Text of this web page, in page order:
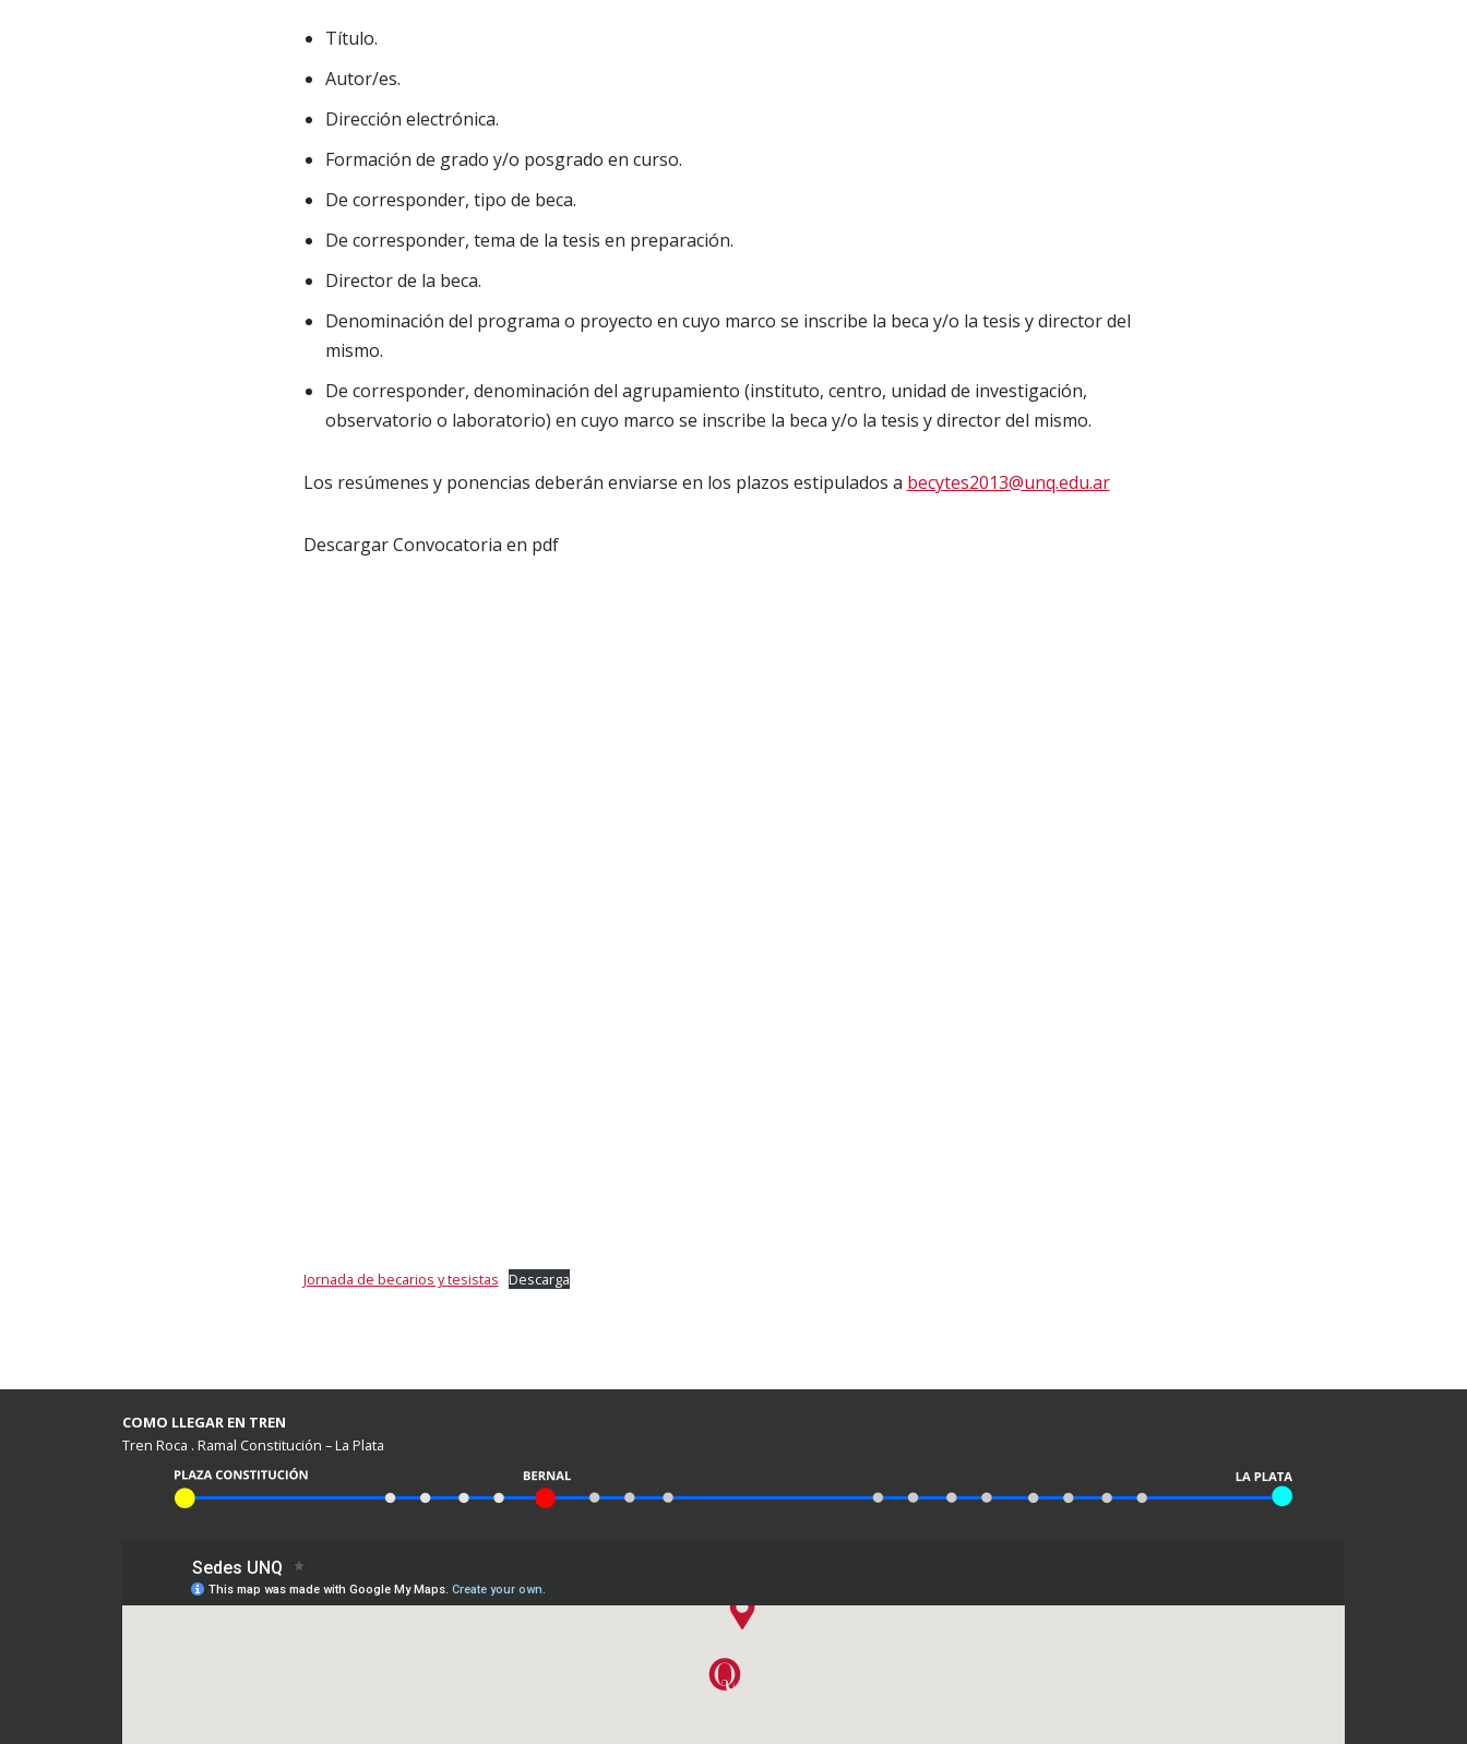
Título.
Autor/es.
Dirección electrónica.
Formación de grado y/o posgrado en curso.
De corresponder, tipo de beca.
De corresponder, tema de la tesis en preparación.
Director de la beca.
Denominación del programa o proyecto en cuyo marco se inscribe la beca y/o la tesis y director del
mismo.
De corresponder, denominación del agrupamiento (instituto, centro, unidad de investigación,
observatorio o laboratorio) en cuyo marco se inscribe la beca y/o la tesis y director del mismo.
Los resúmenes y ponencias deberán enviarse en los plazos estipulados a becytes2013@unq.edu.ar
Descargar Convocatoria en pdf
Jornada de becarios y tesistas Descarga
COMO LLEGAR EN TREN
Tren Roca . Ramal Constitución – La Plata